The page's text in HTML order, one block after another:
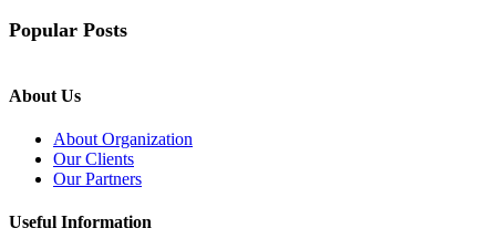
Popular Posts
About Us
About Organization
Our Clients
Our Partners
Useful Information